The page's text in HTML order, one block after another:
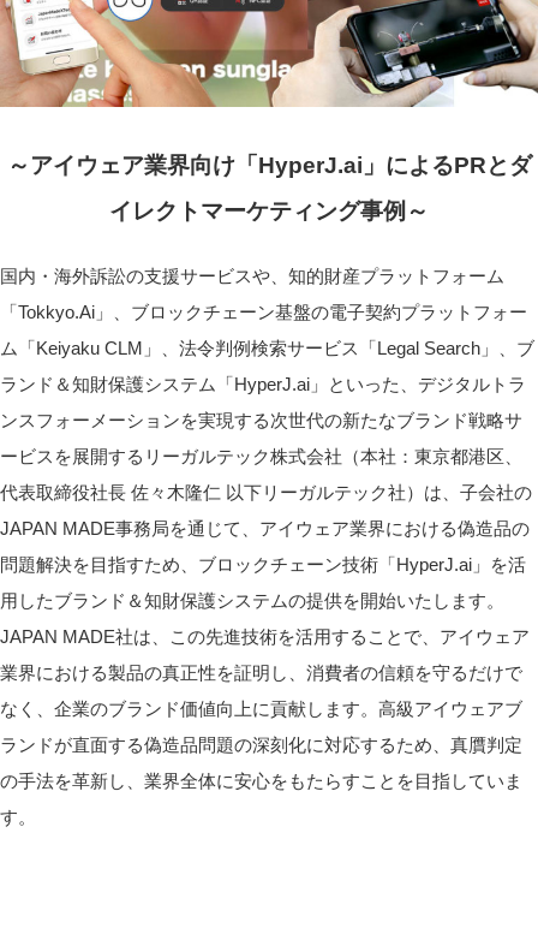
～アイウェア業界向け「HyperJ.ai」によるPRとダ
イレクトマーケティング事例～
国内・海外訴訟の支援サービスや、知的財産プラットフォーム
「Tokkyo.Ai」、ブロックチェーン基盤の電子契約プラットフォー
ム「Keiyaku CLM」、法令判例検索サービス「Legal Search」、ブ
ランド＆知財保護システム「HyperJ.ai」といった、デジタルトラ
ンスフォーメーションを実現する次世代の新たなブランド戦略サ
ービスを展開するリーガルテック株式会社（本社：東京都港区、
代表取締役社長 佐々木隆仁 以下リーガルテック社）は、子会社の
JAPAN MADE事務局を通じて、アイウェア業界における偽造品の
問題解決を目指すため、ブロックチェーン技術「HyperJ.ai」を活
用したブランド＆知財保護システムの提供を開始いたします。
JAPAN MADE社は、この先進技術を活用することで、アイウェア
業界における製品の真正性を証明し、消費者の信頼を守るだけで
なく、企業のブランド価値向上に貢献します。高級アイウェアブ
ランドが直面する偽造品問題の深刻化に対応するため、真贋判定
の手法を革新し、業界全体に安心をもたらすことを目指していま
す。